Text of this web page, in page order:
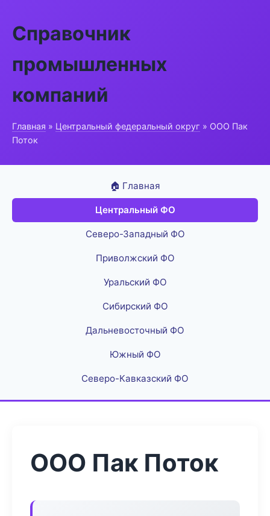
Справочник
промышленных
компаний
Главная » Центральный федеральный округ » ООО Пак
Поток
🏠 Главная
Центральный ФО
Северо-Западный ФО
Приволжский ФО
Уральский ФО
Сибирский ФО
Дальневосточный ФО
Южный ФО
Северо-Кавказский ФО
ООО Пак Поток